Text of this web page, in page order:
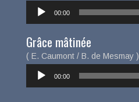
Lecteur
audio
00:00
Grâce mâtinée
( E. Caumont / B. de Mesmay )
Lecteur
audio
00:00